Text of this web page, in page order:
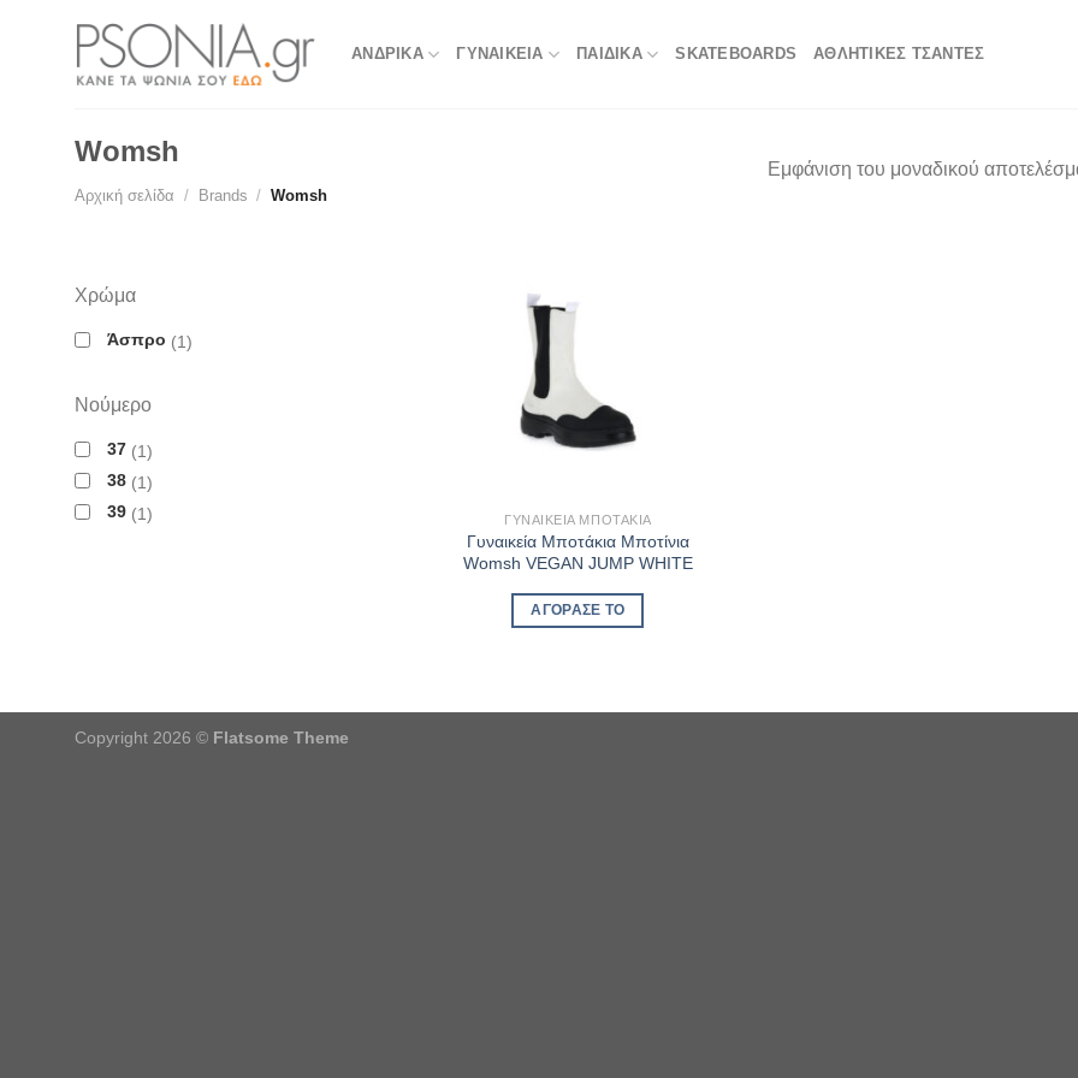
ΑΝΔΡΙΚΑ ΓΥΝΑΙΚΕΙΑ ΠΑΙΔΙΚΑ SKATEBOARDS ΑΘΛΗΤΙΚΈΣ ΤΣΆΝΤΕΣ
Womsh
Αρχική σελίδα / Brands / Womsh
Εμφάνιση του μοναδικού
Χρώμα
Άσπρο 1
Νούμερο
37
1
38
1
39
1 ΓΥΝΑΙΚΕΊΑ ΜΠΟΤΆΚΙΑ
Γυναικεία Μποτάκια Μποτίνια
Womsh VEGAN JUMP WHITE
ΑΓΌΡΑΣΈ ΤΟ
Copyright 2026 © Flatsome Theme